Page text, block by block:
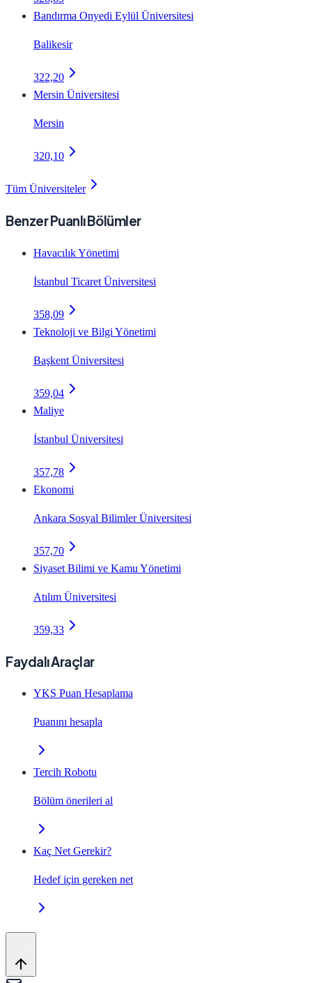
Bandırma Onyedi Eylül Üniversitesi
Balikesir
322,20
Mersin Üniversitesi
Mersin
320,10
Tüm Üniversiteler
Benzer Puanlı Bölümler
Havacılık Yönetimi
İstanbul Ticaret Üniversitesi
358,09
Teknoloji ve Bilgi Yönetimi
Başkent Üniversitesi
359,04
Maliye
İstanbul Üniversitesi
357,78
Ekonomi
Ankara Sosyal Bilimler Üniversitesi
357,70
Siyaset Bilimi ve Kamu Yönetimi
Atılım Üniversitesi
359,33
Faydalı Araçlar
YKS Puan Hesaplama
Puanını hesapla
Tercih Robotu
Bölüm önerileri al
Kaç Net Gerekir?
Hedef için gereken net